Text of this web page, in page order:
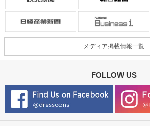
メディア掲載情報一覧
FOLLOW US